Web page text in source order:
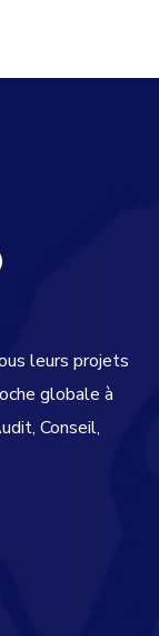
leurs projets
globale à
Conseil,